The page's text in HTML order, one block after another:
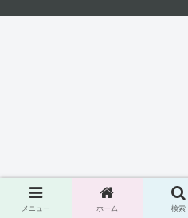
メニュー ホーム 検索